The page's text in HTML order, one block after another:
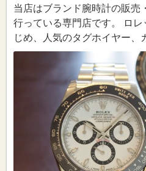
当店はブランド腕時計の販売
行っている専門店です。 ロ
じめ、人気のタグホイヤー
古品まで幅広く扱っており、
ありましたらお取り寄せも可
ンスや修理、ご不要になった
取まで、ブランド腕時計のこ
にご来店・ご相談ください！